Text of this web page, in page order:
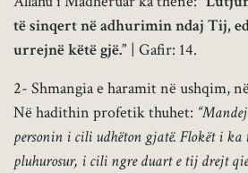
të sinqert në adhurimin ndaj Tij,
urrejnë këtë gjë.” | Gafir: 14.
2- Shmangia e haramit në ushqim,
Në hadithin profetik thuhet:
personin i cili udhëton gjatë. Flokët i ka
pluhurosur, i cili ngre duart e tij drejt